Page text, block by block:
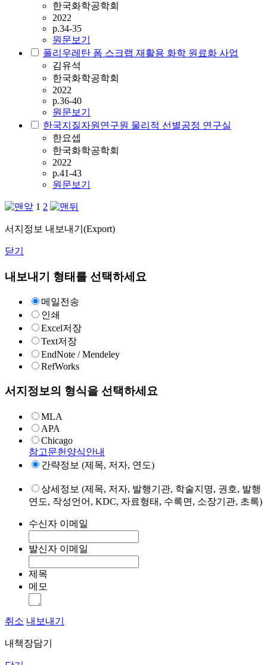
한국화학공학회
2022
p.34-35
원문보기
폴리우레탄 폼 스크랩 재활용 화학 원료화 사업
김유석
한국화학공학회
2022
p.36-40
원문보기
한국지질자원연구원 물리적 선별공정 연구실
한요셉
한국화학공학회
2022
p.41-43
원문보기
1 2
서지정보 내보내기(Export)
닫기
내보내기 형태를 선택하세요
메일전송
인쇄
Excel저장
Text저장
EndNote / Mendeley
RefWorks
서지정보의 형식을 선택하세요
MLA
APA
Chicago
참고문헌양식안내
간략정보 (제목, 저자, 연도)
상세정보 (제목, 저자, 발행기관, 학술지명, 권호, 발행
연도, 작성언어, KDC, 자료형태, 수록면, 소장기관, 초록)
수신자 이메일
발신자 이메일
제목
메모
취소 내보내기
내책장담기